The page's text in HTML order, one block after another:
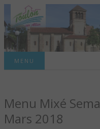
MENU
Menu Mixé
Mars 2018